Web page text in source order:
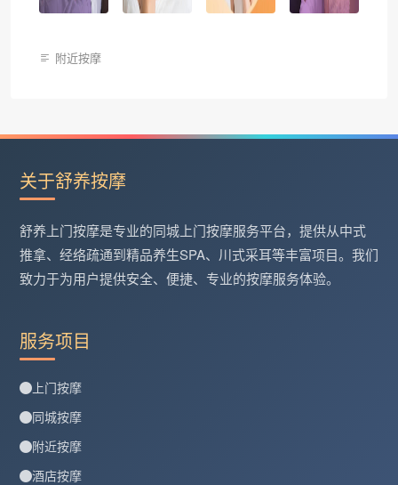
附近按摩
关于舒养按摩
舒养上门按摩是专业的同城上门按摩服务平台，提供从中式
推拿、经络疏通到精品养生SPA、川式采耳等丰富项目。我们
致力于为用户提供安全、便捷、专业的按摩服务体验。
服务项目
上门按摩
同城按摩
附近按摩
酒店按摩